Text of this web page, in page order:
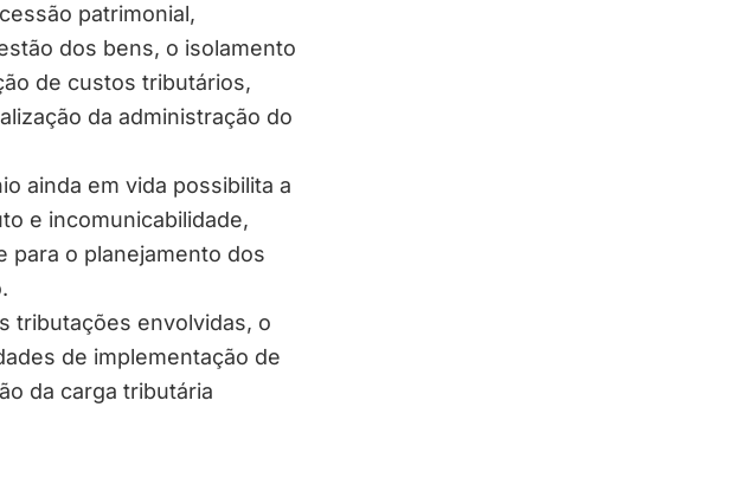
patrimonial,
dos bens, o isolamento
de custos tributários,
da administração do
ainda em vida possibilita a
e incomunicabilidade,
para o planejamento dos
tributações envolvidas, o
de implementação de
da carga tributária